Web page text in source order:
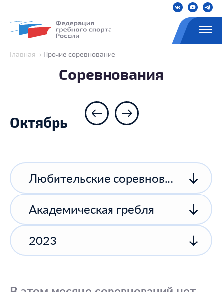
Главная Прочие соревнование
Соревнования
Октябрь
Любительские соревнования
Академическая гребля
2023